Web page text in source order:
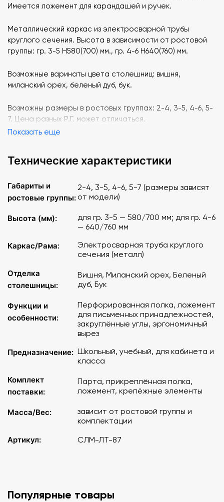
Имеется ложемент для карандашей и ручек.
Металлический каркас из электросварной трубы
круглого сечения. Высота в зависимости от ростовой
группы: гр. 3-5 H580(700) мм., гр. 4-6 H640(760) мм.
Возможные варинаты цвета столешниц: вишня,
миланский орех, беленый дуб, бук.
Возможны размеры в ростовых группах: 2-4, 3-5, 4-6, 5-
7. Цена разных Р.Г. может отличаться.
Показать еще
Технические характеристики
Габариты и
ростовые группы:
2-4, 3-5, 4-6, 5-7 (размеры зависят
от модели)
Высота (мм):
для гр. 3-5 — 580/700 мм; для гр. 4-6
— 640/760 мм
Каркас/Рама:
Электросварная труба круглого
сечения (металл)
Отделка
столешницы:
Вишня, Миланский орех, Беленый
дуб, Бук
Функции и
особенности:
Перфорированная полка, ложемент
для письменных принадлежностей,
закруглённые углы, эргономичный
вырез
Предназначение: Школьный, учебный, для кабинета и
класса
Комплект
поставки:
Парта, прикреплённая полка,
ложемент, крепёжные элементы
Масса/Вес:
зависит от ростовой группы и
комплектации
Артикул:
СЛМ-ЛТ-87
Популярные товары